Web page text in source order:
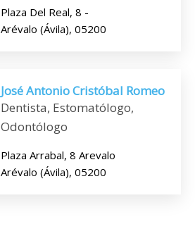
Plaza Del Real, 8 -
Arévalo (Ávila), 05200
José Antonio Cristóbal Romeo
Dentista, Estomatólogo,
Odontólogo
Plaza Arrabal, 8 Arevalo
Arévalo (Ávila), 05200